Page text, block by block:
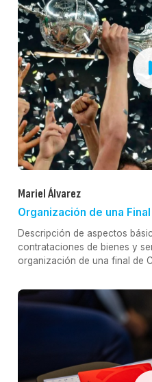
Mariel Álvarez
Organización de una
Descripción de aspectos
contrataciones de bienes y
organización de una final de